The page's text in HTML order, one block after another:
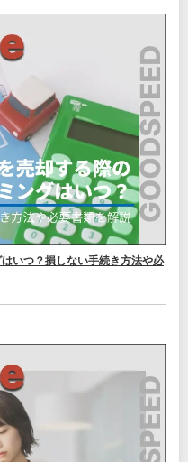
いつ？損しない手続き方法や必